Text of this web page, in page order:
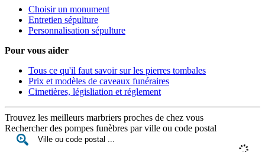
Choisir un monument
Entretien sépulture
Personnalisation sépulture
Pour vous aider
Tous ce qu'il faut savoir sur les pierres tombales
Prix et modèles de caveaux funéraires
Cimetières, législiation et réglement
Trouvez les meilleurs marbriers proches de chez vous
Rechercher des pompes funèbres par ville ou code postal